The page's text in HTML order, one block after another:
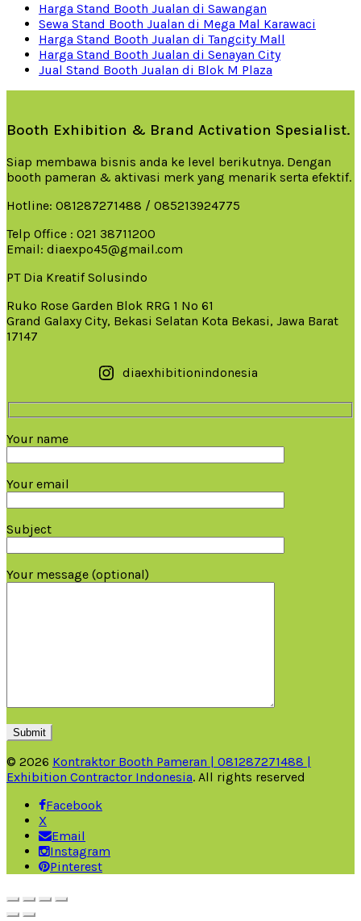
Harga Stand Booth Jualan di Sawangan
Sewa Stand Booth Jualan di Mega Mal Karawaci
Harga Stand Booth Jualan di Tangcity Mall
Harga Stand Booth Jualan di Senayan City
Jual Stand Booth Jualan di Blok M Plaza
Booth Exhibition & Brand Activation Spesialist.
Siap membawa bisnis anda ke level berikutnya. Dengan
booth pameran & aktivasi merk yang menarik serta efektif.
Hotline: 081287271488 / 085213924775
Telp Office : 021 38711200
Email: diaexpo45@gmail.com
PT Dia Kreatif Solusindo
Ruko Rose Garden Blok RRG 1 No 61
Grand Galaxy City, Bekasi Selatan Kota Bekasi, Jawa Barat
17147
diaexhibitionindonesia
Your name
Your email
Subject
Your message (optional)
© 2026 Kontraktor Booth Pameran | 081287271488 |
Exhibition Contractor Indonesia. All rights reserved
Facebook
X
Email
Instagram
Pinterest